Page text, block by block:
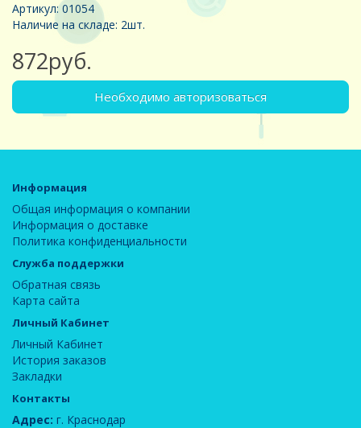
Артикул: 01054
Наличие на складе: 2шт.
872руб.
Необходимо авторизоваться
Информация
Общая информация о компании
Информация о доставке
Политика конфиденциальности
Служба поддержки
Обратная связь
Карта сайта
Личный Кабинет
Личный Кабинет
История заказов
Закладки
Контакты
Адрес: г. Краснодар